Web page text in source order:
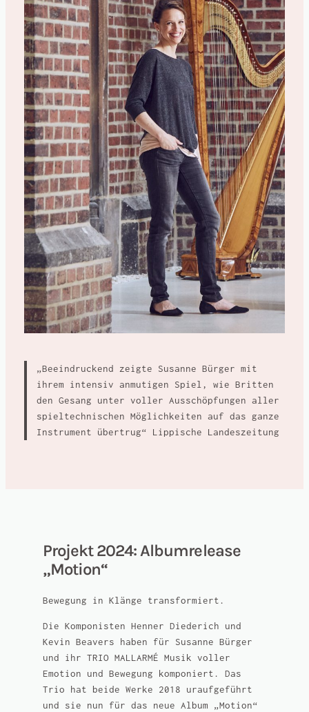
„Beeindruckend zeigte Susanne Bürger mit
ihrem intensiv anmutigen Spiel, wie Britten
den Gesang unter voller Ausschöpfungen aller
spieltechnischen Möglichkeiten auf das ganze
Instrument übertrug“ Lippische Landeszeitung
Projekt 2024: Albumrelease
„Motion“
Bewegung in Klänge transformiert.
Die Komponisten Henner Diederich und
Kevin Beavers haben für Susanne Bürger
und ihr TRIO MALLARMÉ Musik voller
Emotion und Bewegung komponiert. Das
Trio hat beide Werke 2018 uraufgeführt
und sie nun für das neue Album „Motion“